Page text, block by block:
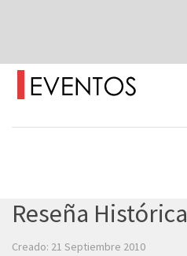
Reseña Histórica
Creado: 21 Septiembre 2010